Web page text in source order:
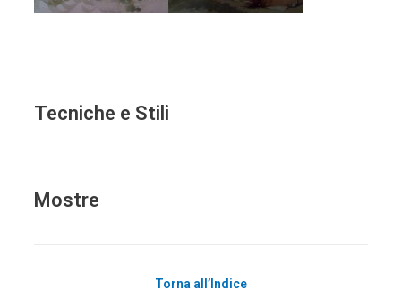
Tecniche e Stili
Mostre
Torna all’Indice